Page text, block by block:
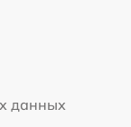
данных